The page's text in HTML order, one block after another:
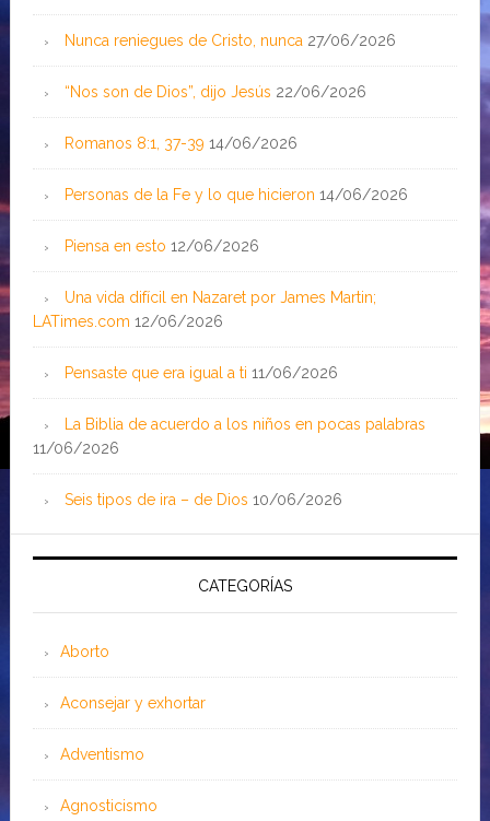
Nunca reniegues de Cristo, nunca 27/06/2026
“Nos son de Dios”, dijo Jesús 22/06/2026
Romanos 8:1, 37-39 14/06/2026
Personas de la Fe y lo que hicieron 14/06/2026
Piensa en esto 12/06/2026
Una vida difícil en Nazaret por James Martin;
LATimes.com 12/06/2026
Pensaste que era igual a ti 11/06/2026
La Biblia de acuerdo a los niños en pocas palabras
11/06/2026
Seis tipos de ira – de Dios 10/06/2026
CATEGORÍAS
Aborto
Aconsejar y exhortar
Adventismo
Agnosticismo